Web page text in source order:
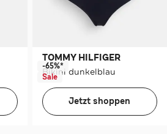
TOMMY HILFIGER
Bikini dunkelblau
-65%*
Sale
Jetzt shoppen